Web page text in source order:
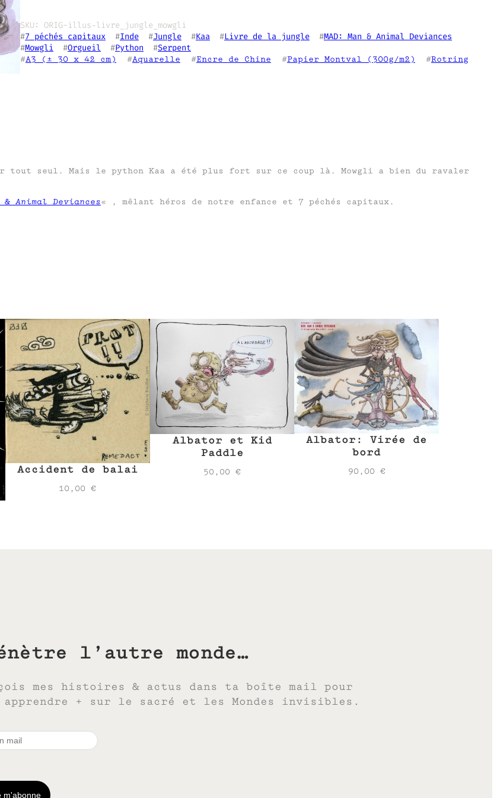
SKU:
ORIG-illus-livre_jungle_mowgli
#7 péchés capitaux
  #
Inde
  #
Jungle
  #
Kaa
  #
Livre de la jungle
  #
MAD: Man & Animal Deviances
#Mowgli
  #
Orgueil
  #
Python
  #
Serpent
#A3 (± 30 x 42 cm)
  #
Aquarelle
  #
Encre de Chine
  #
Papier Montval (300g/m2)
  #
Rotring
tout seul. Mais le python Kaa a été plus fort sur ce coup là. Mowgli a bien du ravaler
& Animal Deviances« , mêlant héros de notre enfance et 7 péchés capitaux.
Accident de balai
10,00€
Albator et Kid
Paddle
50,00€
Albator: Virée de
bord
90,00 €
l’autre monde…
mes histoires & actus dans ta boîte mail pour
apprendre + sur le sacré et les Mondes invisibles.